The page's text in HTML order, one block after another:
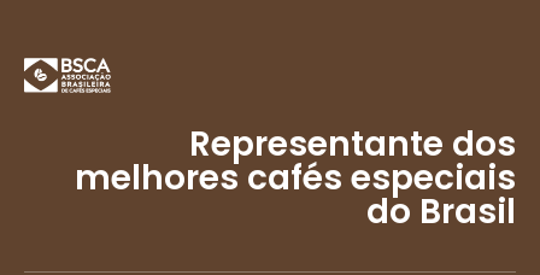
Representante dos
melhores cafés especiais
do Brasil